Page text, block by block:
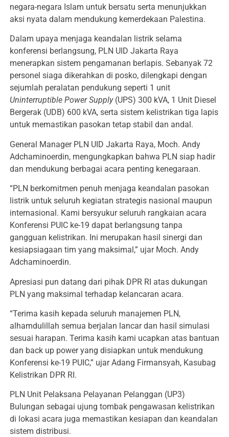
negara-negara Islam untuk bersatu serta menunjukkan
aksi nyata dalam mendukung kemerdekaan Palestina.
Dalam upaya menjaga keandalan listrik selama
konferensi berlangsung, PLN UID Jakarta Raya
menerapkan sistem pengamanan berlapis. Sebanyak 72
personel siaga dikerahkan di posko, dilengkapi dengan
sejumlah peralatan pendukung seperti 1 unit
Uninterruptible Power Supply(UPS) 300 kVA, 1 Unit Diesel
Bergerak (UDB) 600 kVA, serta sistem kelistrikan tiga lapis
untuk memastikan pasokan tetap stabil dan andal.
General Manager PLN UID Jakarta Raya, Moch. Andy
Adchaminoerdin, mengungkapkan bahwa PLN siap hadir
dan mendukung berbagai acara penting kenegaraan.
“PLN berkomitmen penuh menjaga keandalan pasokan
listrik untuk seluruh kegiatan strategis nasional maupun
internasional. Kami bersyukur seluruh rangkaian acara
Konferensi PUIC ke-19 dapat berlangsung tanpa
gangguan kelistrikan. Ini merupakan hasil sinergi dan
kesiapsiagaan tim yang maksimal,” ujar Moch. Andy
Adchaminoerdin.
Apresiasi pun datang dari pihak DPR RI atas dukungan
PLN yang maksimal terhadap kelancaran acara.
“Terima kasih kepada seluruh manajemen PLN,
alhamdulillah semua berjalan lancar dan hasil simulasi
sesuai harapan. Terima kasih kami ucapkan atas bantuan
dan back up power yang disiapkan untuk mendukung
Konferensi ke-19 PUIC,” ujar Adang Firmansyah, Kasubag
Kelistrikan DPR RI.
PLN Unit Pelaksana Pelayanan Pelanggan (UP3)
Bulungan sebagai ujung tombak pengawasan kelistrikan
di lokasi acara juga memastikan kesiapan dan keandalan
sistem distribusi.